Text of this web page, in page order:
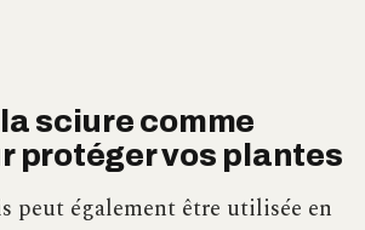
sciure comme
protéger vos plantes
peut également être utilisée en